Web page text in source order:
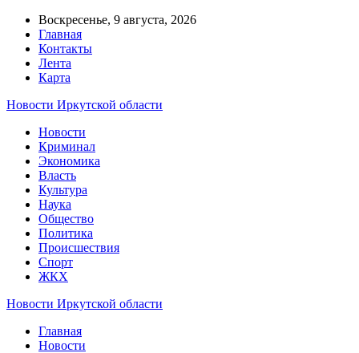
Воскресенье, 9 августа, 2026
Главная
Контакты
Лента
Карта
Новости Иркутской области
Новости
Криминал
Экономика
Власть
Культура
Наука
Общество
Политика
Происшествия
Спорт
ЖКХ
Новости Иркутской области
Главная
Новости